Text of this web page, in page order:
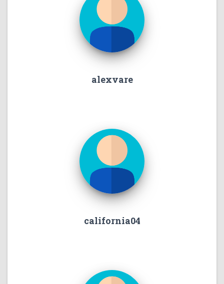
alexvare
california04